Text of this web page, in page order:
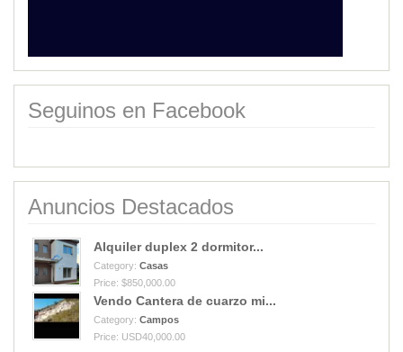
Seguinos en Facebook
Anuncios Destacados
Alquiler duplex 2 dormitor...
Category: Casas
Price: $850,000.00
Vendo Cantera de cuarzo mi...
Category: Campos
Price: USD40,000.00